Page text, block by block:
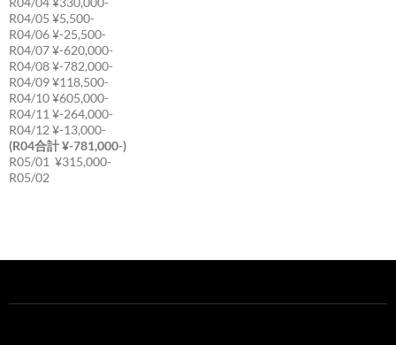
R04/05 ¥5,500-
R04/06 ¥-25,500-
R04/07 ¥-620,000-
R04/08 ¥-782,000-
R04/09 ¥118,500-
R04/10 ¥605,000-
R04/11 ¥-264,000-
R04/12 ¥-13,000-
(R04合計 ¥-781,000-)
R05/01 ¥315,000-
R05/02